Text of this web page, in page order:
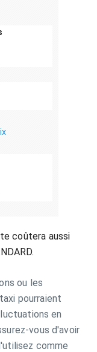
coûtera aussi
ou les
pourraient
en
vous d'avoir
comme